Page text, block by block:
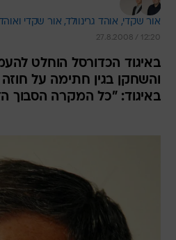
אור שקדי, אוהד גרינוולד, אור שקדי ואוהד
27.8.2008 / 12:20
באיגוד הכדורסל הוחלט
והשחקן בגין חתימה על חוזה
באיגוד: "כל המקרה הסבוך